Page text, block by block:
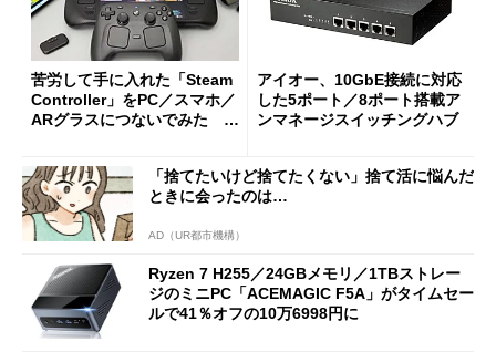
苦労して手に入れた「Steam
Controller」をPC／スマホ／
ARグラスにつないでみた ゲ
アイオー、10GbE接続に対応
した5ポート／8ポート搭載ア
ンマネージスイッチングハブ
「捨てたいけど捨てたくない」捨て活に悩んだ
ときに会ったのは…
AD（UR都市機構）
Ryzen 7 H255／24GBメモリ／1TBストレー
ジのミニPC「ACEMAGIC F5A」がタイムセー
ルで41％オフの10万6998円に